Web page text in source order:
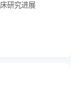
膜上的受
白等。靶
剂、抗HER2
PD-1抑制
研究进展